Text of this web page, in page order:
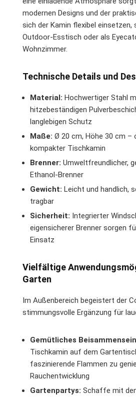
modernen Designs und der
sich der Kamin flexibel einsetzen,
Outdoor-Esstisch oder als
Wohnzimmer.
Technische Details und
Material: Hochwertiger Stahl
hitzebeständigen
langlebigen Schutz
Maße: Ø 20 cm, Höhe 30 cm –
kompakter Tischkamin
Brenner: Umweltfreundlicher,
Ethanol-Brenner
Gewicht: Leicht und handlich,
tragbar
Sicherheit: Integrierter
eigensicherer Brenner sorgen
Einsatz
Vielfältige
Garten
Im Außenbereich begeistert der
stimmungsvolle Ergänzung für
Gemütliches
Tischkamin auf dem
faszinierende Flammen zu
Rauchentwicklung
Gartenpartys: Schaffe mit